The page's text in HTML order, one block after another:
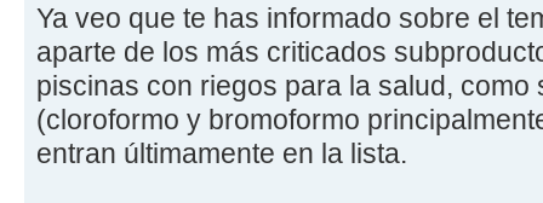
Ya veo que te has informado sobre el
aparte de los más criticados
piscinas con riegos para la salud,
(cloroformo y bromoformo
entran últimamente en la lista.